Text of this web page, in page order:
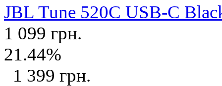
JBL Tune 520C USB-C
1 099 грн.
21.44%
1 399 грн.